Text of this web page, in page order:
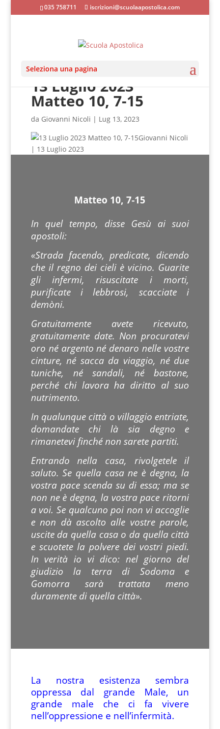
035 758711 iscrizioni@scuolaapostolica.com
Seleziona una pagina
13 Luglio 2023
Matteo 10, 7-15
da Giovanni Nicoli | Lug 13, 2023
Giovanni Nicoli
| 13 Luglio 2023
Matteo 10, 7-15
In quel tempo, disse Gesù ai suoi
apostoli:
«Strada facendo, predicate, dicendo
che il regno dei cieli è vicino. Guarite
gli infermi, risuscitate i morti,
purificate i lebbrosi, scacciate i
demòni.
Gratuitamente avete ricevuto,
gratuitamente date. Non procuratevi
oro né argento né denaro nelle vostre
cinture, né sacca da viaggio, né due
tuniche, né sandali, né bastone,
perché chi lavora ha diritto al suo
nutrimento.
In qualunque città o villaggio entriate,
domandate chi là sia degno e
rimanetevi finché non sarete partiti.
Entrando nella casa, rivolgetele il
saluto. Se quella casa ne è degna, la
vostra pace scenda su di essa; ma se
non ne è degna, la vostra pace ritorni
a voi. Se qualcuno poi non vi accoglie
e non dà ascolto alle vostre parole,
uscite da quella casa o da quella città
e scuotete la polvere dei vostri piedi.
In verità io vi dico: nel giorno del
giudizio la terra di Sodoma e
Gomorra sarà trattata meno
duramente di quella città».
La nostra esistenza sembra
oppressa dal grande Male, un
grande male che ci fa vivere
nell’oppressione e nell’infermità.